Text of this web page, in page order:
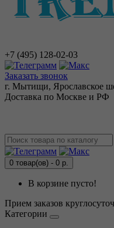
+7 (495) 128-02-03
Заказать звонок
г. Мытищи, Ярославское
Доставка по Москве и РФ
0 товар(ов) - 0 р.
В корзине пусто!
Прием заказов
Категории